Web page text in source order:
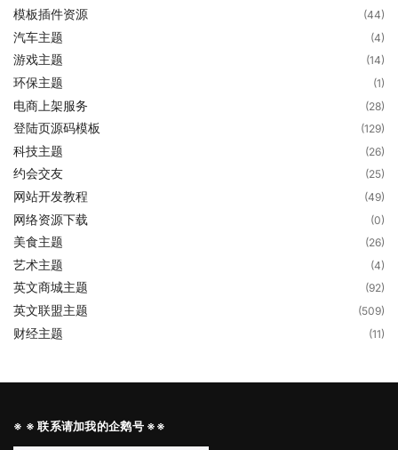
模板插件资源 (44)
汽车主题 (4)
游戏主题 (14)
环保主题 (1)
电商上架服务 (28)
登陆页源码模板 (129)
科技主题 (26)
约会交友 (25)
网站开发教程 (49)
网络资源下载 (0)
美食主题 (26)
艺术主题 (4)
英文商城主题 (92)
英文联盟主题 (509)
财经主题 (11)
※ ※ 联系请加我的企鹅号 ※※